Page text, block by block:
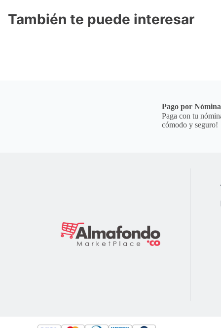
También te puede interesar
Pago por Nómina
Paga con tu
cómodo y seguro!